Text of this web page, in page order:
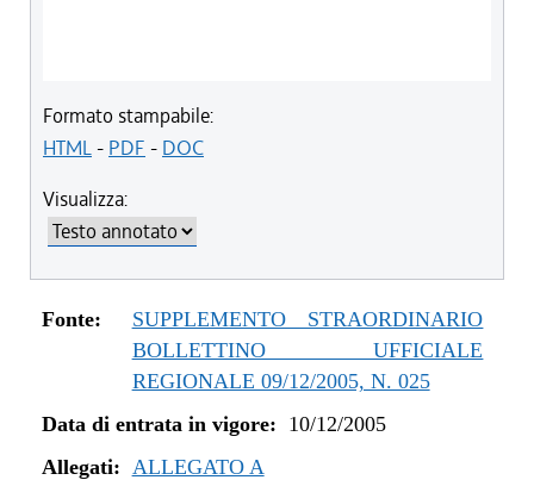
Formato stampabile:
HTML- PDF - DOC
Visualizza:
Fonte:
SUPPLEMENTO STRAORDINARIO
BOLLETTINO UFFICIALE
REGIONALE 09/12/2005, N. 025
Data di entrata in vigore: 10/12/2005
Allegati: ALLEGATO A